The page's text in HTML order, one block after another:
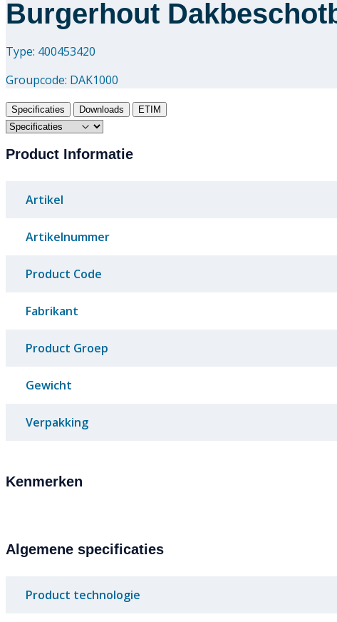
Burgerhout
Type: 400453420
Groupcode: DAK1000
Specificaties Downloads ETIM
Product Informatie
Artikel
Artikelnummer
Product Code
Fabrikant
Product Groep
Gewicht
Verpakking
Kenmerken
Algemene specificaties
Product technologie